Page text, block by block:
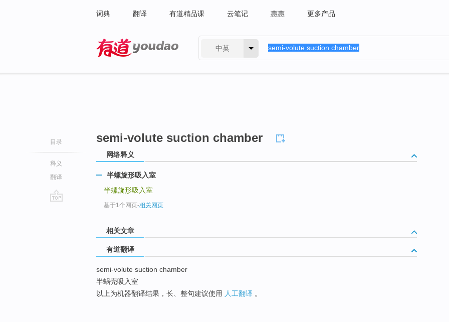
词典 翻译 有道精品课 云笔记 惠惠 更多产品
中英
目录
释义
翻译
semi-volute suction chamber
网络释义
半螺旋形吸入室
半螺旋形吸入室
基于1个网页-相关网页
相关文章
有道翻译
semi-volute suction chamber
半蜗壳吸入室
以上为机器翻译结果，长、整句建议使用 人工翻译 。